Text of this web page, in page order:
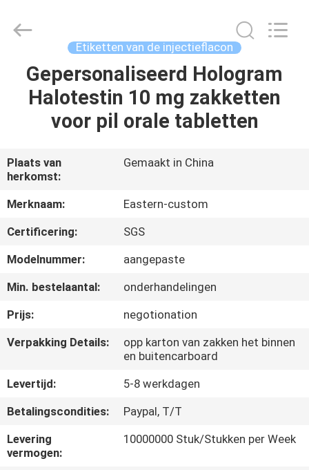
HUIS
PRODUCTEN
ONGEVEER
ONS
FABRIEKSREIS
CONTACTEER
ONS
NIEUWS
GEVALLEN
Industry
Reserved.
Etiketten van de injectieflacon
Gepersonaliseerd Hologram
Halotestin 10 mg zakketten
voor pil orale tabletten
Plaats van
herkomst:
Gemaakt in China
Merknaam:
Eastern-custom
Certificering:
SGS
Modelnummer:
aangepaste
Min. bestelaantal:
onderhandelingen
Prijs:
negotionation
Verpakking Details:
opp karton van zakken het binnen
en buitencarboard
Levertijd:
5-8 werkdagen
Betalingscondities:
Paypal, T/T
Levering
vermogen:
10000000 Stuk/Stukken per Week